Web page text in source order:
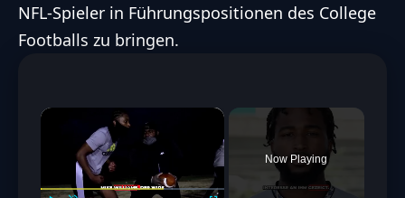
NFL-Spieler in Führungspositionen des College
Footballs zu bringen.
×
Now Playing